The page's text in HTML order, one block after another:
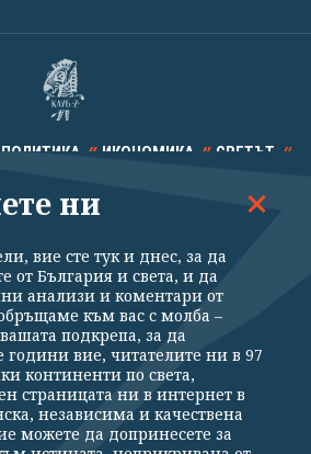
ПОЛИТИКА ИКОНОМИКА СВЕТЪТ
ТЕХНОЛОГИИ КАЛЕЙДОСКОП
Политика за поверителност
Контакти
За Клуб Z
Подкрепете ни
ни
вие сте тук и днес, за да
от България и света, и да
анализи и коментари от
към вас с молба –
подкрепа, за да
вие, читателите ни в 97
континенти по света,
страницата ни в интернет в
независима и качествена
можете да допринесете за